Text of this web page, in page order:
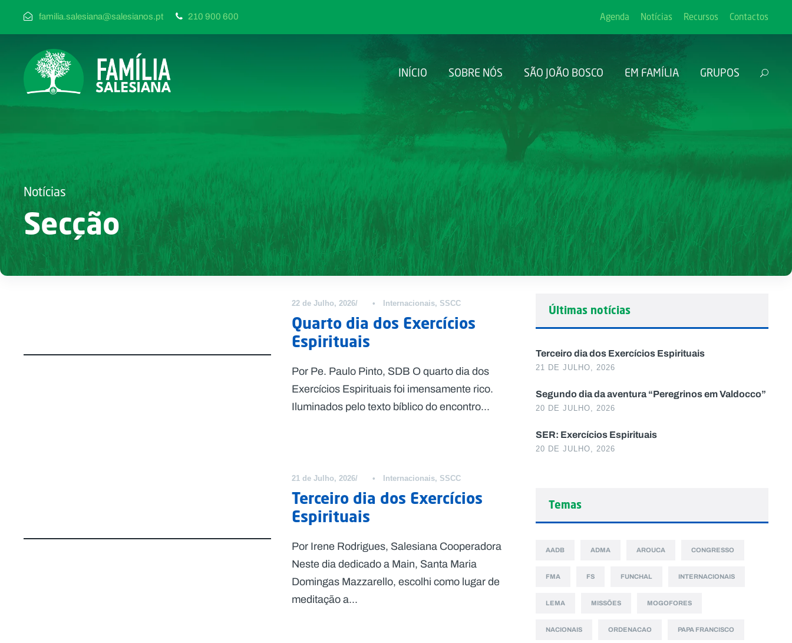
familia.salesiana@salesianos.pt 210 900 600 Agenda Notícias Recursos Contactos
INÍCIO SOBRE NÓS SÃO JOÃO BOSCO EM FAMÍLIA GRUPOS
Notícias
Secção
22 de Julho, 2026 • Internacionais, SSCC
Quarto dia dos Exercícios
Espirituais
Por Pe. Paulo Pinto, SDB O quarto dia dos
Exercícios Espirituais foi imensamente rico.
Iluminados pelo texto bíblico do encontro...
21 de Julho, 2026 • Internacionais, SSCC
Terceiro dia dos Exercícios
Espirituais
Por Irene Rodrigues, Salesiana Cooperadora
Neste dia dedicado a Main, Santa Maria
Domingas Mazzarello, escolhi como lugar de
meditação a...
Últimas notícias
Terceiro dia dos Exercícios Espirituais
21 DE JULHO, 2026
Segundo dia da aventura “Peregrinos em Valdocco”
20 DE JULHO, 2026
SER: Exercícios Espirituais
20 DE JULHO, 2026
Temas
AADB ADMA AROUCA CONGRESSO
FMA FS FUNCHAL INTERNACIONAIS
LEMA MISSÕES MOGOFORES
NACIONAIS ORDENACAO PAPA FRANCISCO